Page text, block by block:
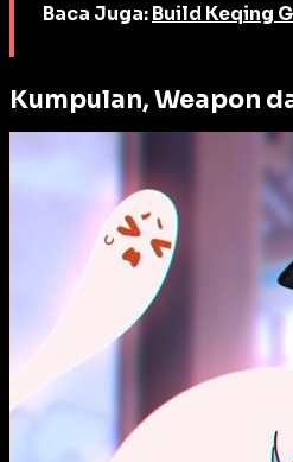
Baca Juga: Build Keqing
Kumpulan, Weapon